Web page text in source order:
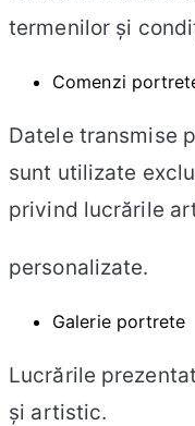
termenilor și
Comenzi
Datele transmise
sunt utilizate
privind lucrările
personalizate.
Galerie portrete
Lucrările
și artistic.